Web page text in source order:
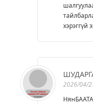
хэрэггүй
2026/04/